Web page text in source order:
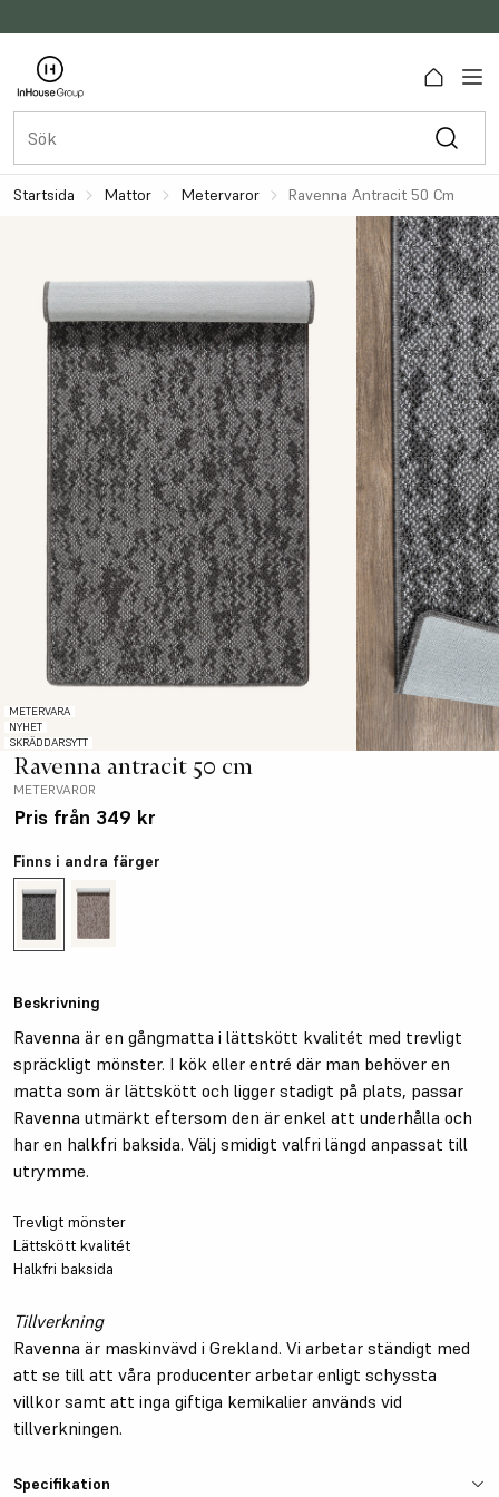
Startsida Mattor Metervaror Ravenna Antracit 50 Cm
METERVARA
NYHET
SKRÄDDARSYTT
Ravenna antracit 50 cm
METERVAROR
Pris från 349 kr
Finns i andra färger
Beskrivning
Ravenna är en gångmatta i lättskött kvalitét med trevligt
spräckligt mönster. I kök eller entré där man behöver en
matta som är lättskött och ligger stadigt på plats, passar
Ravenna utmärkt eftersom den är enkel att underhålla och
har en halkfri baksida. Välj smidigt valfri längd anpassat till
utrymme.
Trevligt mönster
Lättskött kvalitét
Halkfri baksida
Tillverkning
Ravenna är maskinvävd i Grekland. Vi arbetar ständigt med
att se till att våra producenter arbetar enligt schyssta
villkor samt att inga giftiga kemikalier används vid
tillverkningen.
Specifikation